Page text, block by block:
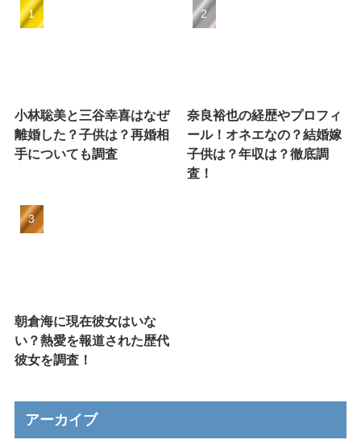
小林聡美と三谷幸喜はなぜ
離婚した？子供は？再婚相
手についても調査
奈良裕也の経歴やプロフィ
ール！オネエなの？結婚嫁
子供は？年収は？徹底調
査！
朝倉海に現在彼女はいな
い？熱愛を報道された歴代
彼女を調査！
アーカイブ